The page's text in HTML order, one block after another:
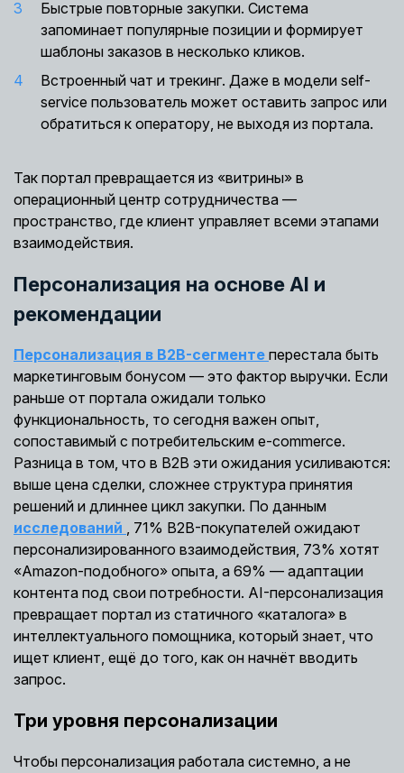
Быстрые повторные закупки. Система
запоминает популярные позиции и формирует
шаблоны заказов в несколько кликов.
Встроенный чат и трекинг. Даже в модели self-
service пользователь может оставить запрос или
обратиться к оператору, не выходя из портала.
Так портал превращается из «витрины» в
операционный центр сотрудничества —
пространство, где клиент управляет всеми этапами
взаимодействия.
Персонализация на основе AI и
рекомендации
Персонализация в B2B-сегменте перестала быть
маркетинговым бонусом — это фактор выручки. Если
раньше от портала ожидали только
функциональность, то сегодня важен опыт,
сопоставимый с потребительским e-commerce.
Разница в том, что в B2B эти ожидания усиливаются:
выше цена сделки, сложнее структура принятия
решений и длиннее цикл закупки. По данным
исследований , 71% B2B-покупателей ожидают
персонализированного взаимодействия, 73% хотят
«Amazon-подобного» опыта, а 69% — адаптации
контента под свои потребности. AI-персонализация
превращает портал из статичного «каталога» в
интеллектуального помощника, который знает, что
ищет клиент, ещё до того, как он начнёт вводить
запрос.
Три уровня персонализации
Чтобы персонализация работала системно, а не